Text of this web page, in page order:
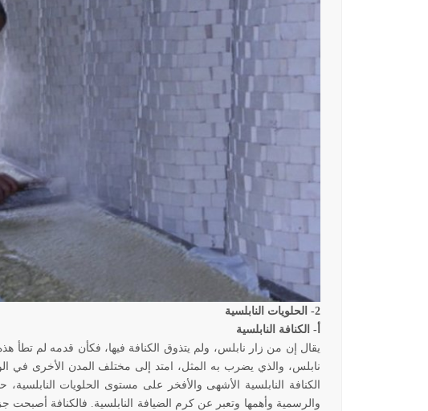
2- الحلويات النابلسية
أ- الكنافة النابلسية
يقال إن من زار نابلس، ولم يتذوق الكنافة فيها، فكأن قدمه لم تطأ
نابلس، والذي يضرب به المثل، امتد إلى مختلف المدن الأخرى في
الكنافة النابلسية الأشهى والأفخر على مستوى الحلويات
والرسمية وأهمها وتعبر عن كرم الضيافة النابلسية. فالكنافة أصبحت